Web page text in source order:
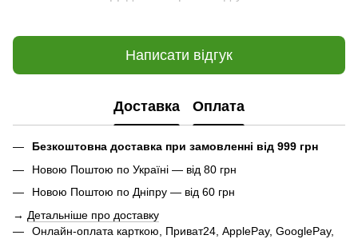
Написати відгук
Доставка Оплата
Безкоштовна доставка при замовленні від 999 грн
Новою Поштою по Україні — від 80 грн
Новою Поштою по Дніпру — від 60 грн
→ Детальніше про доставку
Онлайн-оплата карткою, Приват24, ApplePay, GooglePay,